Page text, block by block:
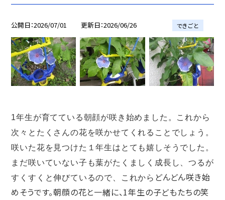
公開日 2026/07/01 更新日 2026/06/26 できごと
1年生が育てている朝顔が咲き始めました。これから
次々とたくさんの花を咲かせてくれることでしょう。
咲いた花を見つけた１年生はとても嬉しそうでした。
まだ咲いていない子も葉がたくましく成長し、つるが
すくすくと伸びているので、これから どんどん咲き始
めそうです。朝顔の花と一緒に、1年生の子どもたちの笑